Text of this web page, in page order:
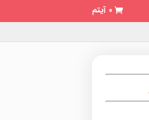
0 آیتم